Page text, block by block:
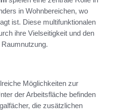
in Wohnbereichen, wo
ist. Diese multifunktionalen
ihre Vielseitigkeit und den
Möglichkeiten zur
der Arbeitsfläche befinden
die zusätzlichen